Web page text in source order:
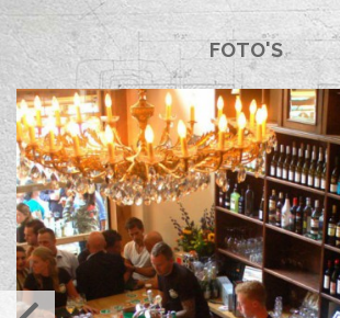
FOTO'S